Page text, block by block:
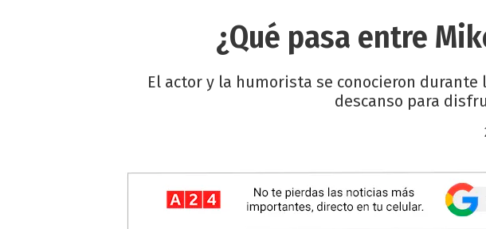
¿Qué pasa entre
El actor y la humorista se conocieron
descanso para